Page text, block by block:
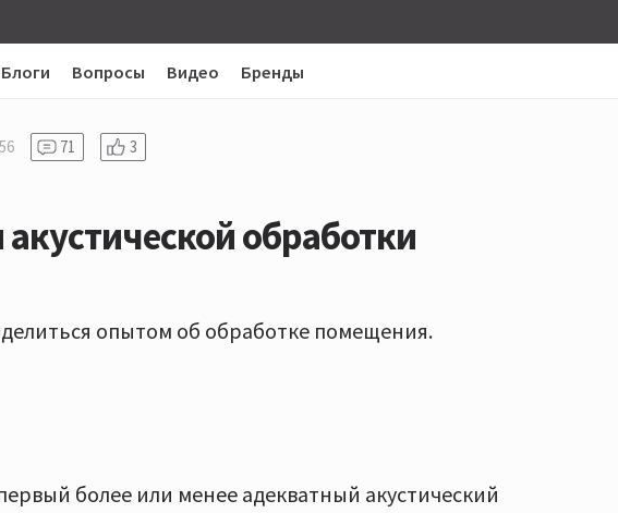
Блоги Вопросы Видео Бренды
71 3
обработки
опытом об обработке помещения.
более или менее адекватный акустический